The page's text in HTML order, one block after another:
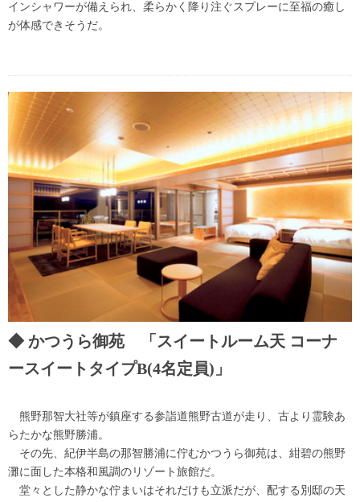
インシャワーが備えられ、柔らかく降り注ぐスプレーに至福の癒し
が体感できそうだ。
かつうら御苑 「スイートルーム天 コーナ
ースイートタイプB(4名定員)」
熊野那智大社等が鎮座する参詣道熊野古道が走り、古より霊験あ
らたかな熊野勝浦。
その先、紀伊半島の那智勝浦に佇むかつうら御苑は、紺碧の熊野
灘に面した本格和風調のリゾート旅館だ。
堂々とした静かな佇まいはそれだけも立派だが、配する別邸の天